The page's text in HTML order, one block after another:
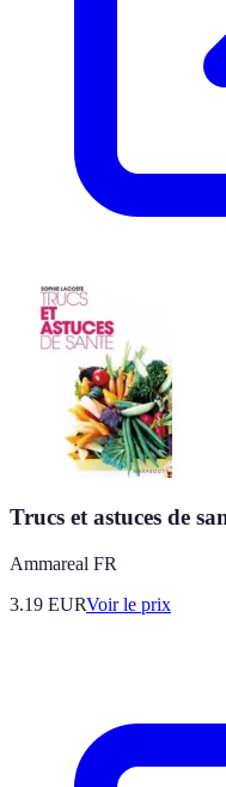
Trucs et astuces de
Ammareal FR
3.19 EURVoir le prix